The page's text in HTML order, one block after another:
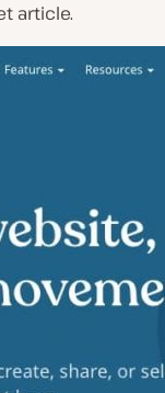
article.